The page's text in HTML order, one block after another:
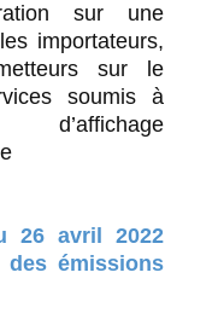
sur une
importateurs,
sur le
soumis à
d’affichage
26 avril 2022
des émissions